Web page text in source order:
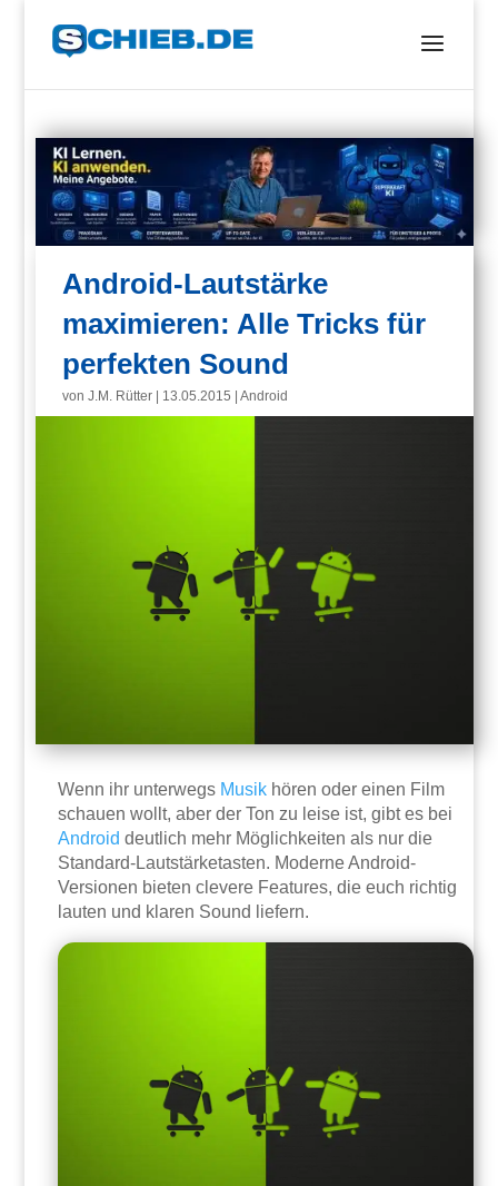
Android-Lautstärke
maximieren: Alle Tricks für
perfekten Sound
vonJ.M. Rütter 13.05.2015 |Android
Wenn ihr unterwegs Musik hören oder einen Film
schauen wollt, aber der Ton zu leise ist, gibt es bei
Android deutlich mehr Möglichkeiten als nur die
Standard-Lautstärketasten. Moderne Android-
Versionen bieten clevere Features, die euch richtig
lauten und klaren Sound liefern.